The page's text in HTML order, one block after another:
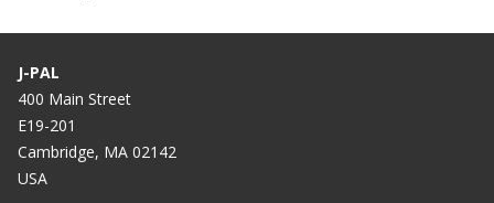
J-PAL
400 Main Street
E19-201
Cambridge, MA 02142
USA